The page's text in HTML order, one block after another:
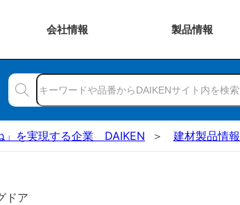
会社情報 製品情報
」を実現する企業 DAIKEN 建材製品情報
ドア